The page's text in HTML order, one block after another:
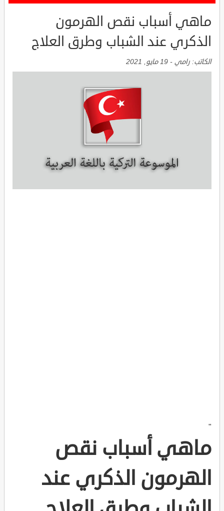
ماهي أسباب نقص الهرمون
الذكري عند الشباب وطرق العلاج
الكاتب: رامي - 19 مايو, 2021
"
ماهي أسباب نقص
الهرمون الذكري عند